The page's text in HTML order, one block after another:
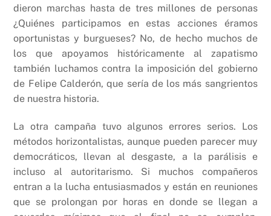
dieron marchas hasta de tres millones de personas
¿Quiénes participamos en estas acciones éramos
oportunistas y burgueses? No, de hecho muchos de
los que apoyamos históricamente al zapatismo
también luchamos contra la imposición del gobierno
de Felipe Calderón, que sería de los más sangrientos
de nuestra historia.
La otra campaña tuvo algunos errores serios. Los
métodos horizontalistas, aunque pueden parecer muy
democráticos, llevan al desgaste, a la parálisis e
incluso al autoritarismo. Si muchos compañeros
entran a la lucha entusiasmados y están en reuniones
que se prolongan por horas en donde se llegan a